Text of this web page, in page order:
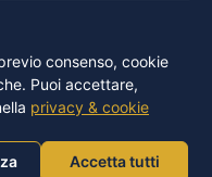
sulla privacy
consenso, cookie
Puoi accettare,
privacy & cookie
Accetta tutti